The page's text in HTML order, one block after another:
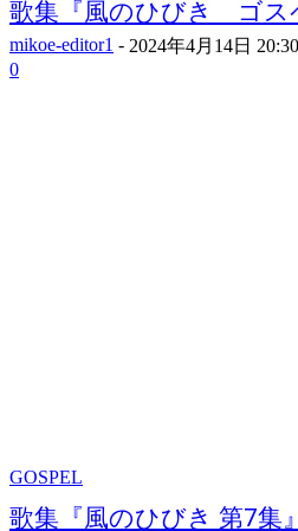
歌集『風のひびき ゴス
mikoe-editor1 - 2024年4月14日 20:30
0
GOSPEL
歌集『風のひびき 第7集